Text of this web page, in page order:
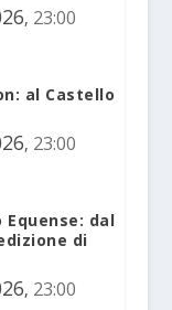
, 23:00
al Castello
, 23:00
dal
di
, 23:00